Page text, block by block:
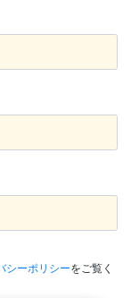
シーポリシーをご覧く